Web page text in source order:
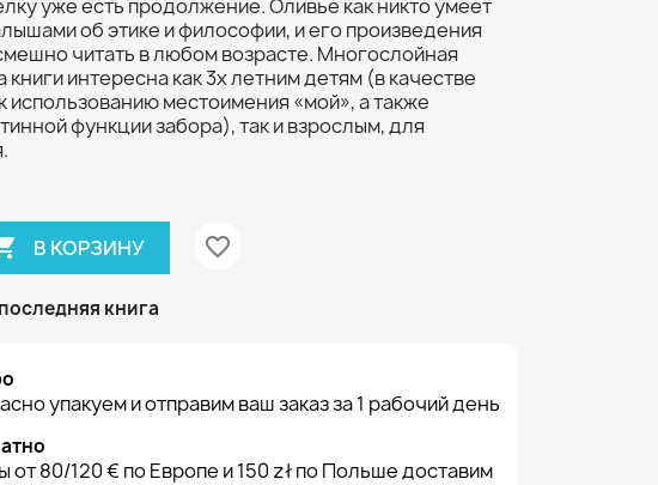
уже есть продолжение. Оливье как никто умеет
об этике и философии, и его произведения
читать в любом возрасте. Многослойная
книги интересна как 3х летним детям (в качестве
использованию местоимения «мой», а также
функции забора), так и взрослым, для
В КОРЗИНУ favorite_border
книга
упакуем и отправим ваш заказ за 1 рабочий день
от 80/120 € по Европе и 150 zł по Польше доставим